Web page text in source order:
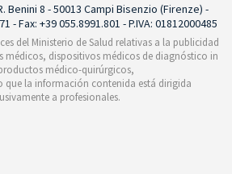
Benini 8 - 50013 Campi Bisenzio (Firenze) -
- Fax: +39 055.8991.801 - P.IVA: 01812000485
del Ministerio de Salud relativas a la publicidad
médicos, dispositivos médicos de diagnóstico in
médico-quirúrgicos,
que la información contenida está dirigida
a profesionales.